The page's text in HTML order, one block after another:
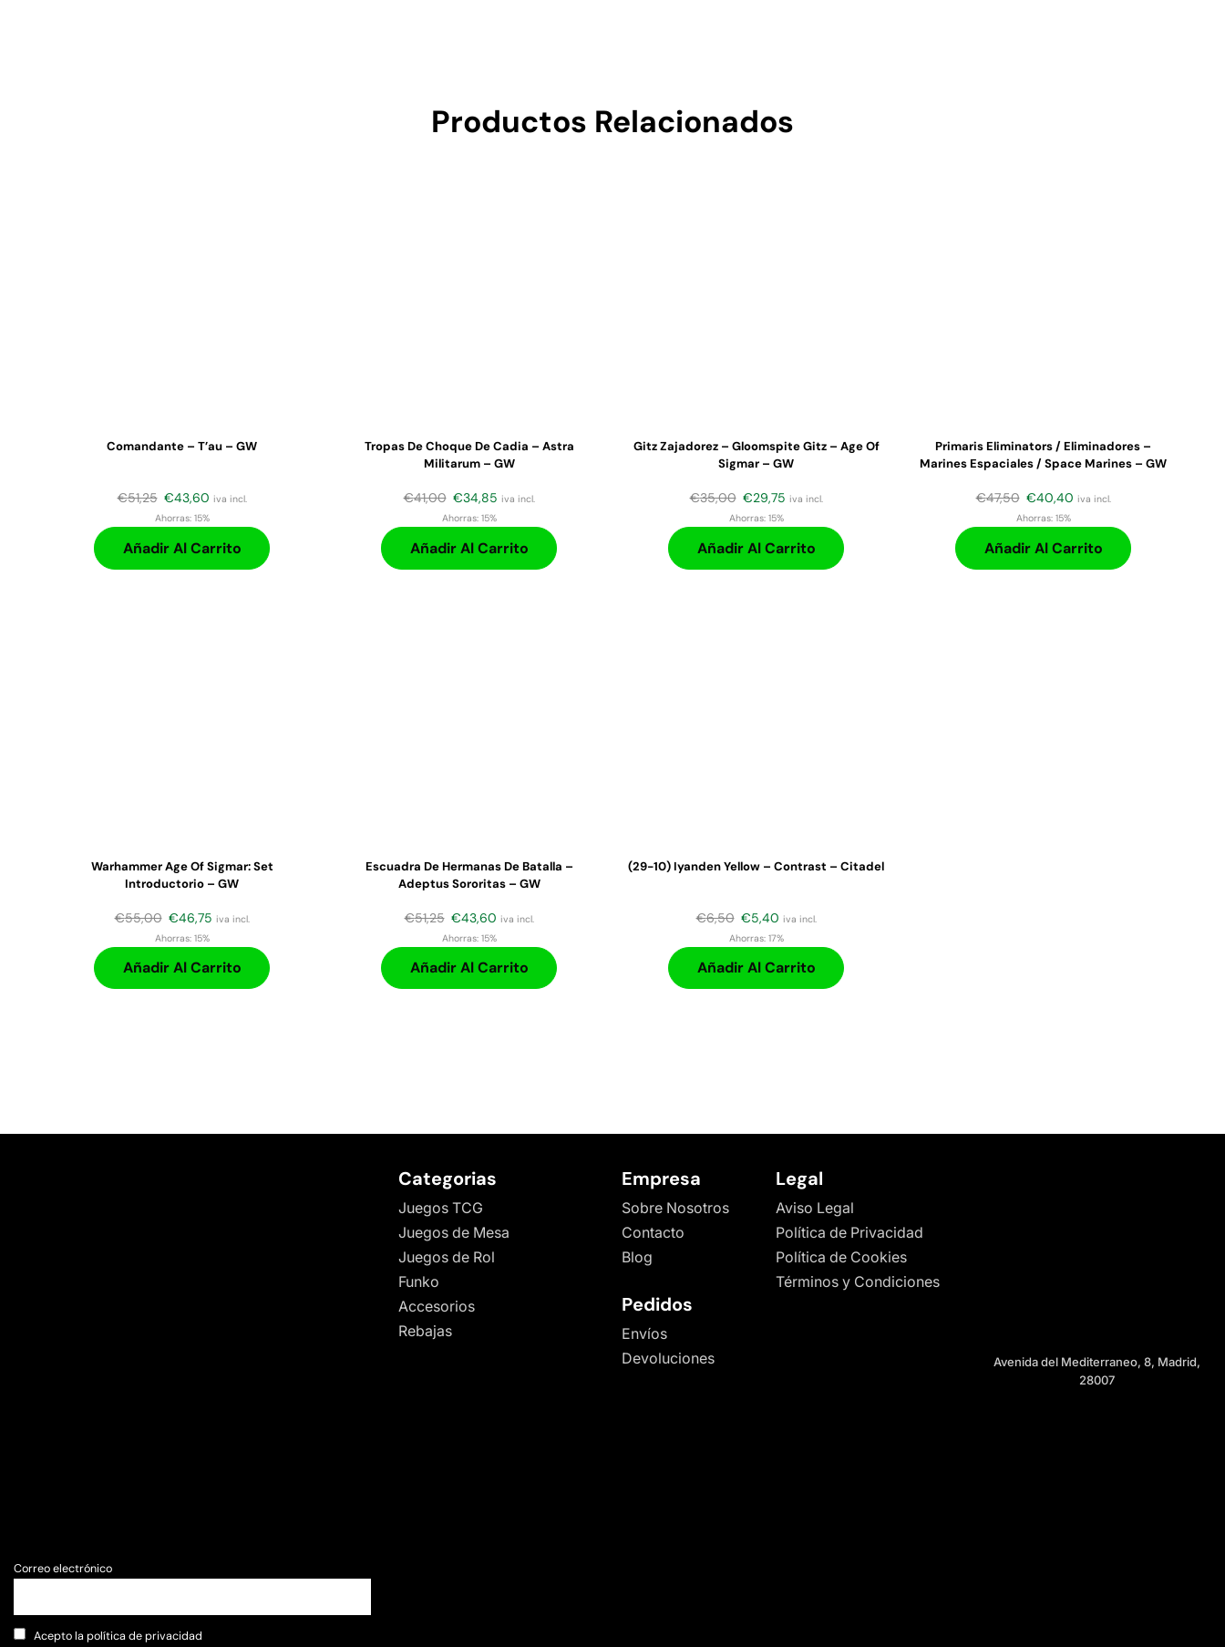
Productos Relacionados
Comandante – T’au – GW
€51,25 €43,60 iva incl.
Ahorras:15%
Añadir Al Carrito
Tropas De Choque De Cadia – Astra
Militarum – GW
€41,00 €34,85 iva incl.
Ahorras:15%
Añadir Al Carrito
Gitz Zajadorez – Gloomspite Gitz – Age Of
Sigmar – GW
€35,00 €29,75 iva incl.
Ahorras:15%
Añadir Al Carrito
Primaris Eliminators / Eliminadores –
Marines Espaciales / Space Marines – GW
€47,50 €40,40 iva incl.
Ahorras:15%
Añadir Al Carrito
Warhammer Age Of Sigmar: Set
Introductorio – GW
€55,00 €46,75 iva incl.
Ahorras:15%
Añadir Al Carrito
Escuadra De Hermanas De Batalla –
Adeptus Sororitas – GW
€51,25 €43,60 iva incl.
Ahorras:15%
Añadir Al Carrito
(29-10) Iyanden Yellow – Contrast – Citadel
€6,50 €5,40 iva incl.
Ahorras:17%
Añadir Al Carrito
Correo electrónico
Acepto la política de privacidad
Categorias
Juegos TCG
Juegos de Mesa
Juegos de Rol
Funko
Accesorios
Rebajas
Empresa
Sobre Nosotros
Contacto
Blog
Pedidos
Envíos
Devoluciones
Legal
Aviso Legal
Política de Privacidad
Política de Cookies
Términos y Condiciones
Avenida del Mediterraneo, 8, Madrid,
28007